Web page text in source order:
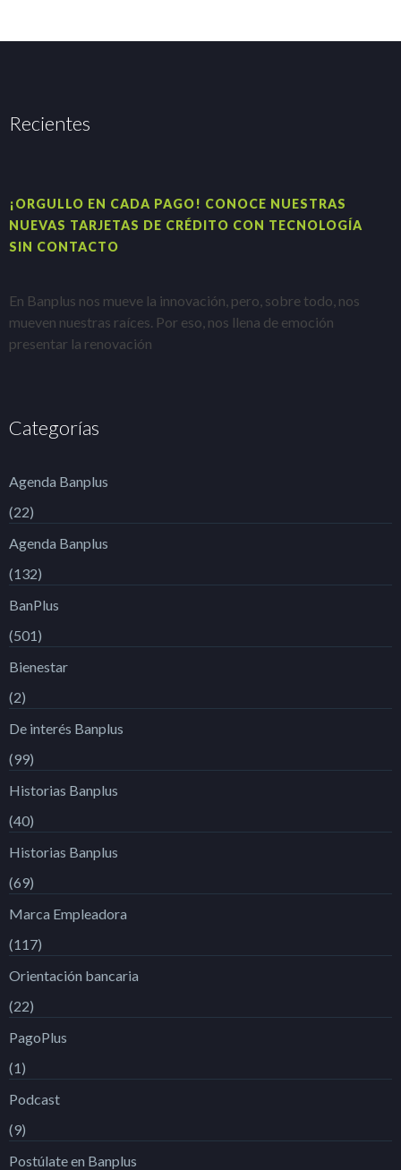
Recientes
¡ORGULLO EN CADA PAGO! CONOCE NUESTRAS
NUEVAS TARJETAS DE CRÉDITO CON TECNOLOGÍA
SIN CONTACTO
En Banplus nos mueve la innovación, pero, sobre todo, nos
mueven nuestras raíces. Por eso, nos llena de emoción
presentar la renovación
Categorías
Agenda Banplus
(22)
Agenda Banplus
(132)
BanPlus
(501)
Bienestar
(2)
De interés Banplus
(99)
Historias Banplus
(40)
Historias Banplus
(69)
Marca Empleadora
(117)
Orientación bancaria
(22)
PagoPlus
(1)
Podcast
(9)
Postúlate en Banplus